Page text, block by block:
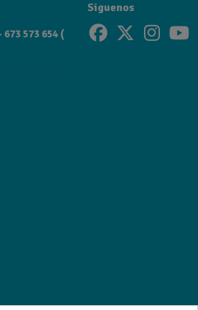
573 654 (
Siguenos